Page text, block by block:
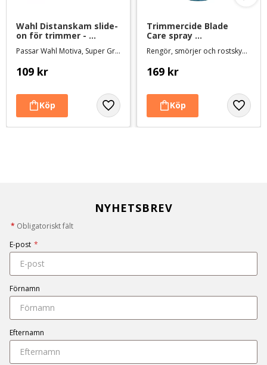
Wahl Distanskam slide-
on för trimmer -
orange #4, lämnar 13
mm
Passar Wahl Motiva, Super Groom, Creativa och Bravura
109 kr
Trimmercide Blade
Care spray
Rengöringsvätska - 500
ml
Rengör, smörjer och rostskyddar skären. Mild lukt och svensktillverkad
169 kr
NYHETSBREV
* Obligatoriskt fält
E-post *
Förnamn
Efternamn